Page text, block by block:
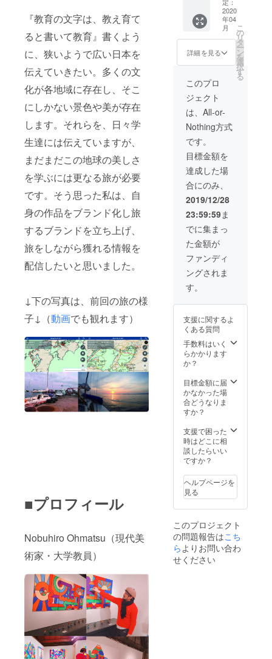
『教育の文字は、教え育て
ると書いて教育』書くよう
に、狭いようで広い日本を
伝えていきたい。多くの文
化が各地域に存在し、そこ
にしかない景色や美が存在
します。それらを、日々学
生達には伝えていますが、
まだまだこの地球の美しさ
を学ぶには更なる旅が必要
です。そう思った私は、自
身の作品をブランド化し旅
するブランドを立ち上げ、
旅をしながら獲れる情報を
配信したいと思いました。
↓下の写真は、前回の旅の様
子↓（動画でも観れます）
■プロフィール
Nobuhiro Ohmatsu（現代美
術家・大学教員）
側選べ
ます
（先着
順にな
りま
す）
能）2020
年04
月
詳細を見る
こ
の
リ
タ
ー
ン
を
選
択
す
る
このプロ
ジェクト
は、All-or-
Nothing方式
です。
目標金額を
達成した場
合にのみ、
2019/12/28
23:59:59ま
でに集まっ
た金額が
ファンディ
ングされま
す。
支援に関するよ
くある質問
手数料はいく
らかかります
か？
目標金額に届
かなかった場
合どうなりま
すか？
支援で困った
時はどこに相
談したらいい
ですか？
ヘルプページを
見る
このプロジェクト
の問題報告はこち
らよりお問い合わ
せください